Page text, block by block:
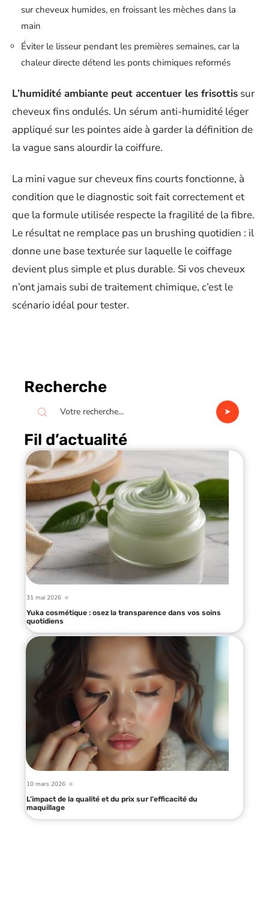
sur cheveux humides, en froissant les mèches dans la
main
Éviter le lisseur pendant les premières semaines, car la
chaleur directe détend les ponts chimiques reformés
L’humidité ambiante peut accentuer les frisottis sur
cheveux fins ondulés. Un sérum anti-humidité léger
appliqué sur les pointes aide à garder la définition de
la vague sans alourdir la coiffure.
La mini vague sur cheveux fins courts fonctionne, à
condition que le diagnostic soit fait correctement et
que la formule utilisée respecte la fragilité de la fibre.
Le résultat ne remplace pas un brushing quotidien : il
donne une base texturée sur laquelle le coiffage
devient plus simple et plus durable. Si vos cheveux
n’ont jamais subi de traitement chimique, c’est le
scénario idéal pour tester.
Recherche
Fil d’actualité
31 mai 2026
Yuka cosmétique : osez la transparence dans vos soins
quotidiens
10 mars 2026
L’impact de la qualité et du prix sur l’efficacité du
maquillage